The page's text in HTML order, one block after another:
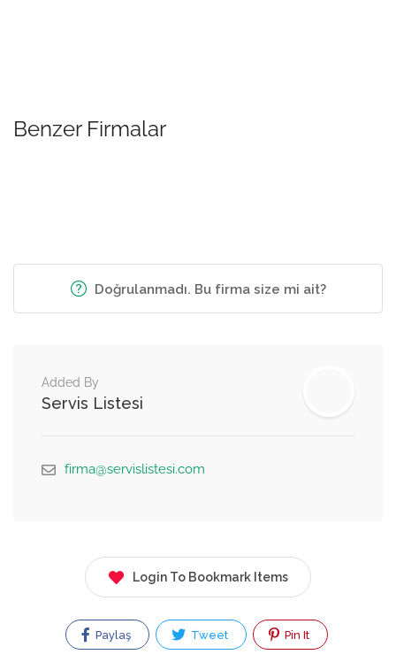
Benzer Firmalar
Doğrulanmadı. Bu firma size mi ait?
Added By
Servis Listesi
firma@servislistesi.com
Login To Bookmark Items
Paylaş Tweet Pin It